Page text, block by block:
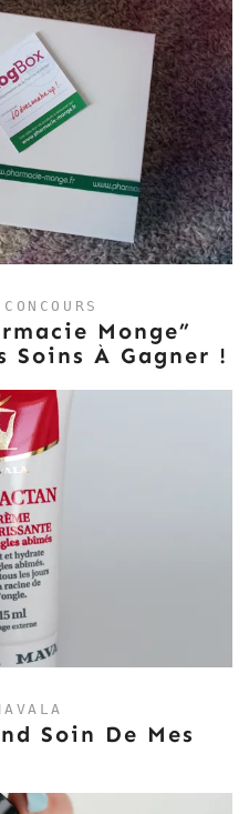
CONCOURS
Monge”
Soins À Gagner !
Soin De Mes